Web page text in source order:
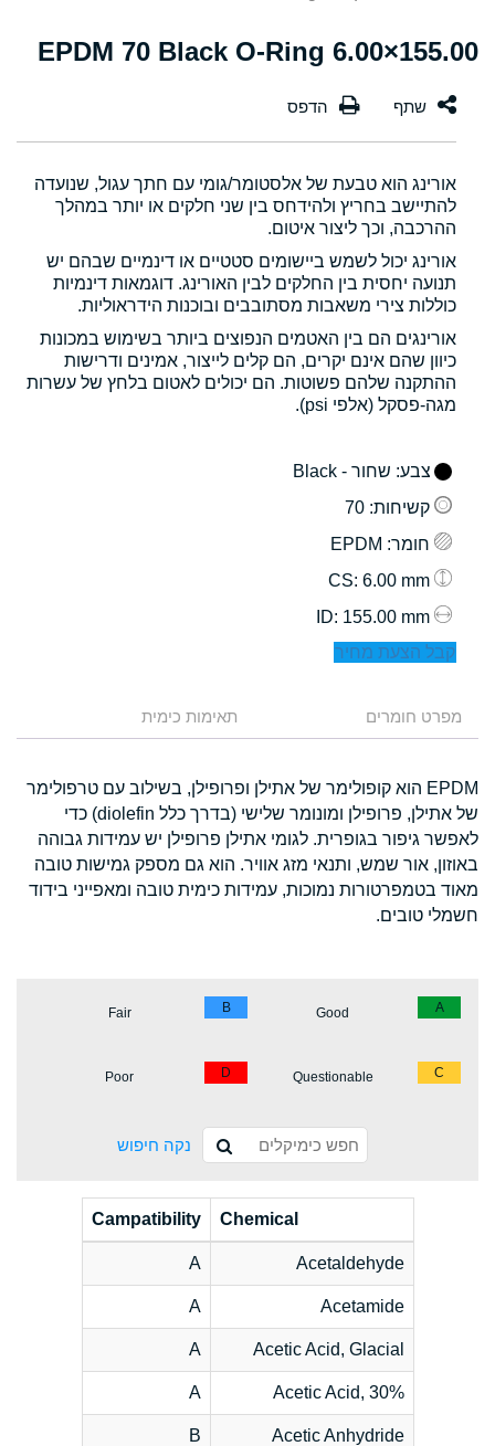
155.00×6.00 EPDM 70 Black O-Ring
אורינג הוא טבעת של אלסטומר/גומי עם חתך עגול, שנועדה
להתיישב בחריץ ולהידחס בין שני חלקים או יותר במהלך
ההרכבה, וכך ליצור איטום.
אורינג יכול לשמש ביישומים סטטיים או דינמיים שבהם יש
תנועה יחסית בין החלקים לבין האורינג. דוגמאות דינמיות
כוללות צירי משאבות מסתובבים ובוכנות הידראוליות.
אורינגים הם בין האטמים הנפוצים ביותר בשימוש במכונות
כיוון שהם אינם יקרים, הם קלים לייצור, אמינים ודרישות
ההתקנה שלהם פשוטות. הם יכולים לאטום בלחץ של עשרות
מגה-פסקל (אלפי psi).
צבע: שחור - Black
קשיחות: 70
חומר: EPDM
: 6.00 mm
: 155.00 mm
קבל הצעת מחיר
מפרט חומרים תאימות כימית
EPDM הוא קופולימר של אתילן ופרופילן, בשילוב עם טרפולימר
של אתילן, פרופילן ומונומר שלישי (בדרך כלל diolefin) כדי
לאפשר גיפור בגופרית. לגומי אתילן פרופילן יש עמידות גבוהה
באוזון, אור שמש, ותנאי מזג אוויר. הוא גם מספק גמישות טובה
מאוד בטמפרטורות נמוכות, עמידות כימית טובה ומאפייני בידוד
חשמלי טובים.
A
Good
B
Fair
C
Questionable
D
Poor
נקה חיפוש
Chemical
Campatibility
Acetaldehyde
A
Acetamide
A
Acetic Acid, Glacial
A
Acetic Acid, 30%
A
Acetic Anhydride
B